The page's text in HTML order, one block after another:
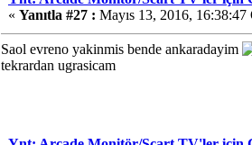
« Yanıtla #27 : Mayıs 13, 2016, 16:38:47
Saol evreno yakinmis bende ankaradayim
tekrardan ugrasicam